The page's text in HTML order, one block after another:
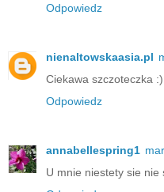
Odpowiedz
nienaltowskaasia.pl
Ciekawa szczoteczka
Odpowiedz
annabellespring1
U mnie niestety sie nie